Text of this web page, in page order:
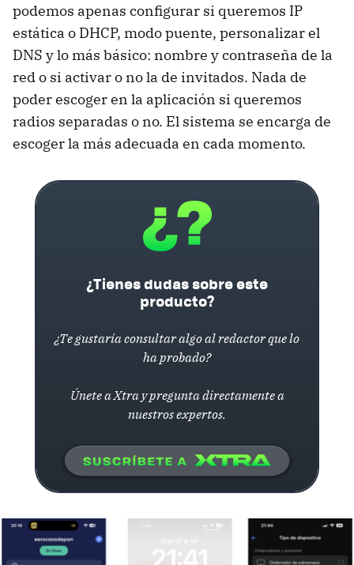
podemos apenas configurar si queremos IP
estática o DHCP, modo puente, personalizar el
DNS y lo más básico: nombre y contraseña de la
red o si activar o no la de invitados. Nada de
poder escoger en la aplicación si queremos
radios separadas o no. El sistema se encarga de
escoger la más adecuada en cada momento.
¿Tienes dudas sobre este
producto?
¿Te gustaría consultar algo al redactor que lo
ha probado?
Únete a Xtra y pregunta directamente a
nuestros expertos.